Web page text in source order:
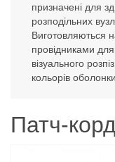
призначені для
розподільних
Виготовляються
провідниками для
візуального
кольорів оболонки.
Патч-